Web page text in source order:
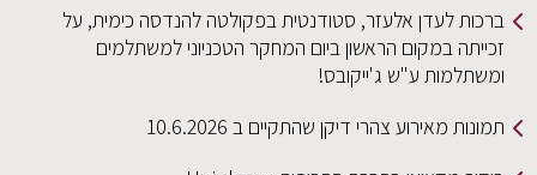
ברכות לעדן אלעזר, סטודנטית בפקולטה להנדסה כימית, על
זכייתה במקום הראשון ביום המחקר הטכניוני למשתלמים
ומשתלמות ע"ש ג'ייקובס!
תמונות מאירוע צהרי דיקן שהתקיים ב 10.6.2026